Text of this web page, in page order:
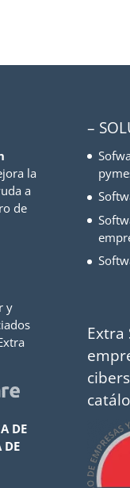
la
a
de
y
DE
DE
–
Extra